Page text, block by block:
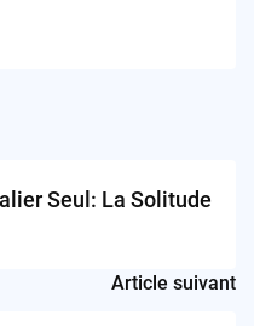
Seul: La Solitude
Article suivant